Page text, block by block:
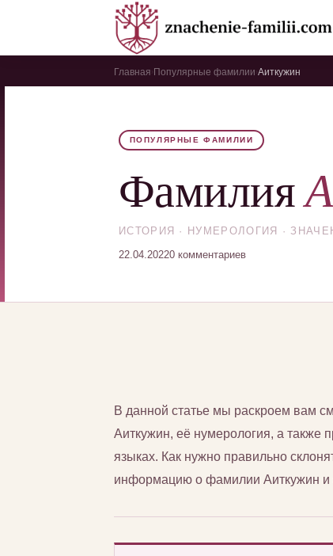
Главная Популярные фамилии Аиткужин
ПОПУЛЯРНЫЕ ФАМИЛИИ
Фамилия
ИСТОРИЯ · НУМЕРОЛОГИЯ ·
22.04.20220 комментариев
В данной статье мы раскроем вам
Аиткужин, её нумерология, а также
языках. Как нужно правильно
информацию о фамилии Аиткужин и